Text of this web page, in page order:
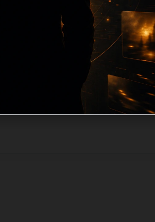
同主题默认图兜底；如果标题过短、描
户从一个入口跳转到同类页面、专题合集和
完善和后续采集归类的承接作用。